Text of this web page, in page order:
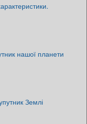
нашої планети
Землі